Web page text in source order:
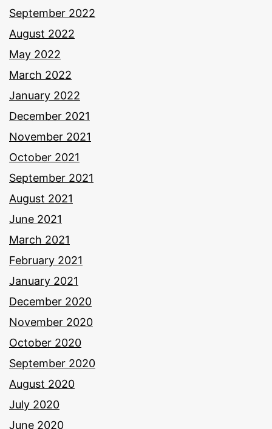
September 2022
August 2022
May 2022
March 2022
January 2022
December 2021
November 2021
October 2021
September 2021
August 2021
June 2021
March 2021
February 2021
January 2021
December 2020
November 2020
October 2020
September 2020
August 2020
July 2020
June 2020